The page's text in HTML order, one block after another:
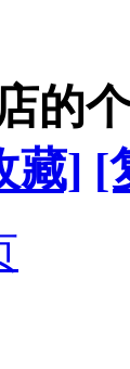
的
藏] [